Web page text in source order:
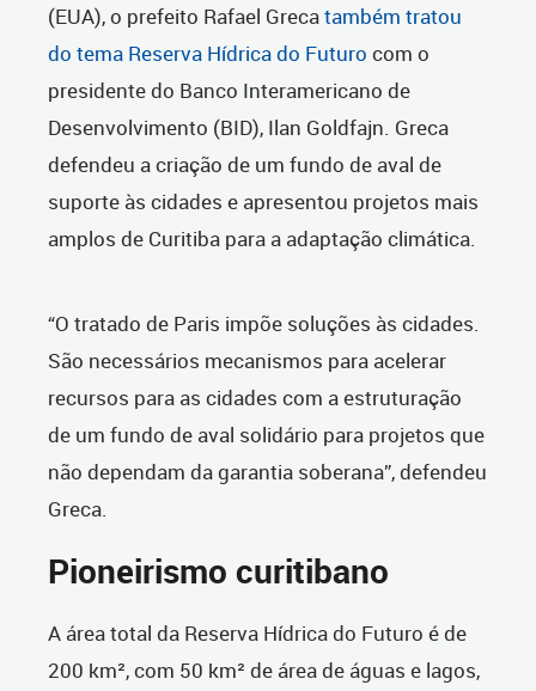
(EUA), o prefeito Rafael Grecatambém tratou
do tema Reserva Hídrica do Futuro com o
presidente do Banco Interamericano de
Desenvolvimento (BID), Ilan Goldfajn. Greca
defendeu a criação de um fundo de aval de
suporte às cidades e apresentou projetos mais
amplos de Curitiba para a adaptação climática.
“O tratado de Paris impõe soluções às cidades.
São necessários mecanismos para acelerar
recursos para as cidades com a estruturação
de um fundo de aval solidário para projetos que
não dependam da garantia soberana”, defendeu
Greca.
Pioneirismo curitibano
A área total da Reserva Hídrica do Futuro é de
200 km², com 50 km² de área de águas e lagos,